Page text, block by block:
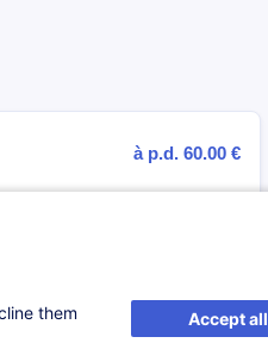
à p.d. 60.00 €
à p.d. 250.00 €
them
Accept all